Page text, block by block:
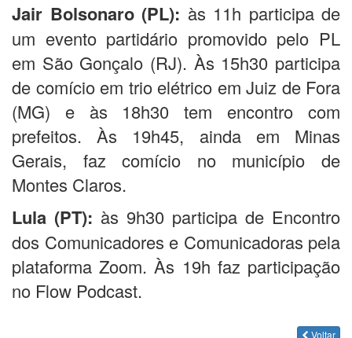
Jair Bolsonaro (PL): às 11h participa de
um evento partidário promovido pelo PL
em São Gonçalo (RJ). Às 15h30 participa
de comício em trio elétrico em Juiz de Fora
(MG) e às 18h30 tem encontro com
prefeitos. Às 19h45, ainda em Minas
Gerais, faz comício no município de
Montes Claros.
Lula (PT): às 9h30 participa de Encontro
dos Comunicadores e Comunicadoras pela
plataforma Zoom. Às 19h faz participação
no Flow Podcast.
Voltar